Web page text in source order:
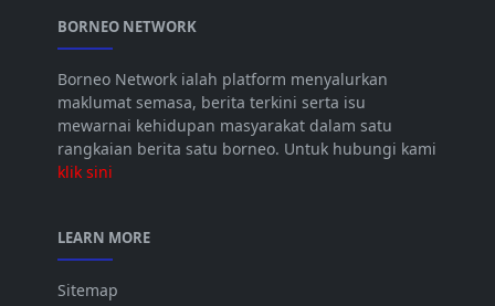
BORNEO NETWORK
Borneo Network ialah platform menyalurkan
maklumat semasa, berita terkini serta isu
mewarnai kehidupan masyarakat dalam satu
rangkaian berita satu borneo. Untuk hubungi kami
klik sini
LEARN MORE
Sitemap